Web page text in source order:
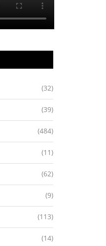
(32)
(39)
(484)
(11)
(62)
(9)
(113)
(14)